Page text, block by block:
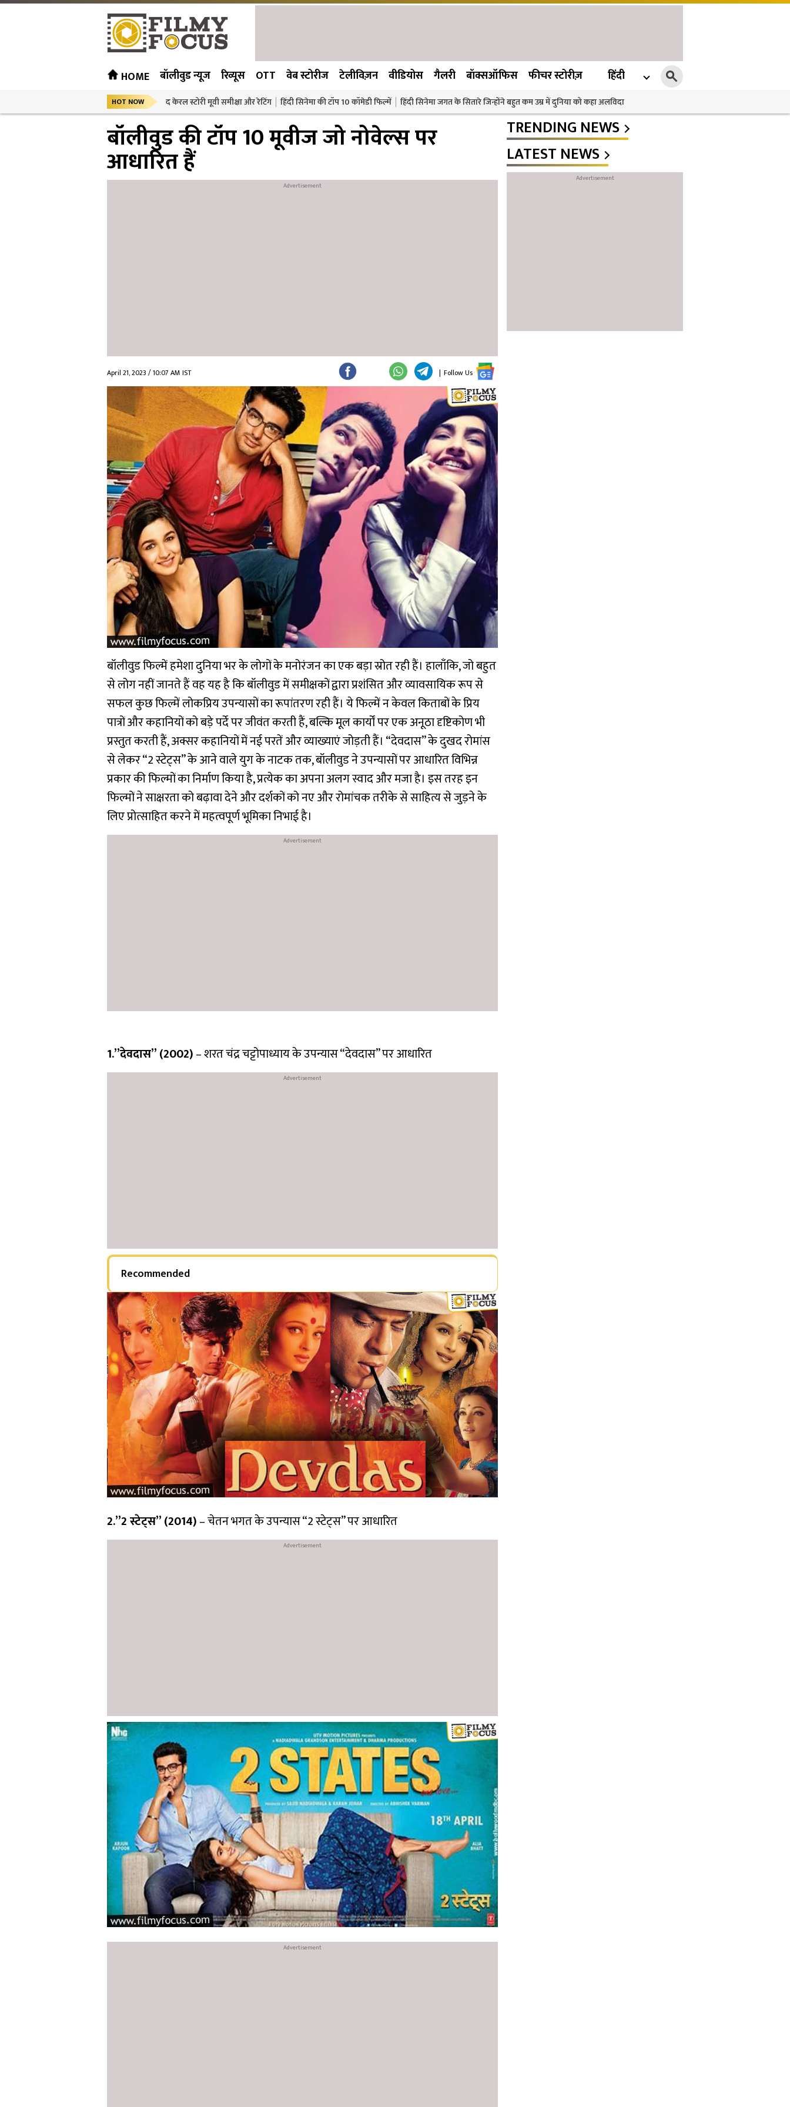
HOME बॉलीवुड न्यूज रिव्यूस OTT वेब स्टोरीज टेलीविज़न वीडियोस गैलरी बॉक्सऑफिस फीचर स्टोरीज़ हिंदी
HOT NOW द केरल स्टोरी मूवी समीक्षा और रेटिंग हिंदी सिनेमा की टॉप 10 कॉमेडी फिल्में हिंदी सिनेमा जगत के सितारे जिन्होंने बहुत कम उम्र में दुनिया को कहा अलविदा
बॉलीवुड की टॉप 10 मूवीज जो नोवेल्स पर
आधारित हैं
April 21, 2023 / 10:07 AM IST | Follow Us
बॉलीवुड फिल्में हमेशा दुनिया भर के लोगों के मनोरंजन का एक बड़ा स्रोत रही हैं। हालाँकि, जो बहुत
से लोग नहीं जानते हैं वह यह है कि बॉलीवुड में समीक्षकों द्वारा प्रशंसित और व्यावसायिक रूप से
सफल कुछ फिल्में लोकप्रिय उपन्यासों का रूपांतरण रही हैं। ये फिल्में न केवल किताबों के प्रिय
पात्रों और कहानियों को बड़े पर्दे पर जीवंत करती हैं, बल्कि मूल कार्यों पर एक अनूठा दृष्टिकोण भी
प्रस्तुत करती हैं, अक्सर कहानियों में नई परतें और व्याख्याएं जोड़ती हैं। “देवदास” के दुखद रोमांस
से लेकर “2 स्टेट्स” के आने वाले युग के नाटक तक, बॉलीवुड ने उपन्यासों पर आधारित विभिन्न
प्रकार की फिल्मों का निर्माण किया है, प्रत्येक का अपना अलग स्वाद और मजा है। इस तरह इन
फिल्मों ने साक्षरता को बढ़ावा देने और दर्शकों को नए और रोमांचक तरीके से साहित्य से जुड़ने के
लिए प्रोत्साहित करने में महत्वपूर्ण भूमिका निभाई है।
1.”देवदास” (2002)– शरत चंद्र चट्टोपाध्याय के उपन्यास “देवदास” पर आधारित
Recommended
2.”2 स्टेट्स” (2014)– चेतन भगत के उपन्यास “2 स्टेट्स” पर आधारित
TRENDING NEWS
LATEST NEWS